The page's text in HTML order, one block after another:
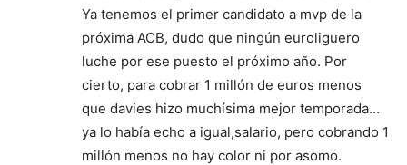
Ya tenemos el primer candidato a mvp de la
próxima ACB, dudo que ningún euroliguero
luche por ese puesto el próximo año. Por
cierto, para cobrar 1 millón de euros menos
que davies hizo muchísima mejor temporada…
ya lo había echo a igual,salario, pero cobrando 1
millón menos no hay color ni por asomo.